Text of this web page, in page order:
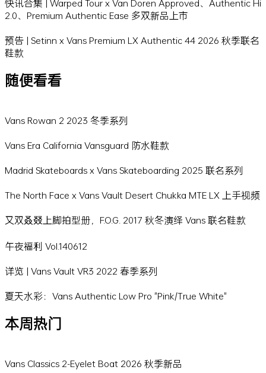
快讯合集 | Warped Tour x Van Doren Approved、Authentic Hi
2.0、Premium Authentic Ease 多双新品上市
预告 | Setinn x Vans Premium LX Authentic 44 2026 秋季联名
鞋款
随便看看
Vans Rowan 2 2023 冬季系列
Vans Era California Vansguard 防水鞋款
Madrid Skateboards x Vans Skateboarding 2025 联名系列
The North Face x Vans Vault Desert Chukka MTE LX 上手视频
又双叒叕上脚拍型册，F.O.G. 2017 秋冬演绎 Vans 联名鞋款
午夜福利 Vol.140612
详览 | Vans Vault VR3 2022 春季系列
夏天水彩：Vans Authentic Low Pro "Pink/True White"
本周热门
Vans Classics 2-Eyelet Boat 2026 秋季新品